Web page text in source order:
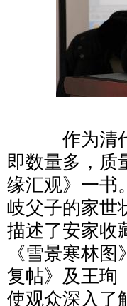
作为清代书
即数量多，质
缘汇观》一书
岐父子的家世
描述了安家收
《雪景寒林
复帖》及王珣
使观众深入了